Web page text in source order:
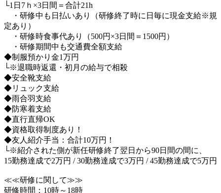
└1日7ｈ×3日間＝合計21h
・研修中も日払いあり（研修終了時に日毎に現金支給※規
定あり）
・研修時食事代あり（500円×3日間＝1500円）
・研修期間中も交通費全額支給
◆制服預かり金1万円
└※退職時返還・初月の給与で相殺
◆安全靴支給
◆リュック支給
◆雨合羽支給
◆防寒着支給
◆直行直帰OK
◆資格取得制度あり！
◆友人紹介手当：合計10万円！
└※紹介された側が新任研修終了翌日から90日間の間に、
15勤務達成で2万円 / 30勤務達成で3万円 / 45勤務達成で5万円
≪≪研修に関して≫≫
研修時間：10時～18時